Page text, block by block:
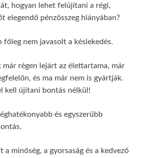
hogyan lehet felújítani a régi,
elegendő pénzösszeg hiányában?
főleg nem javasolt a késlekedés.
már régen lejárt az élettartama, már
és ma már nem is gyártják.
kell újítani bontás nélkül!
és egyszerűbb
a minőség, a gyorsaság és a kedvező